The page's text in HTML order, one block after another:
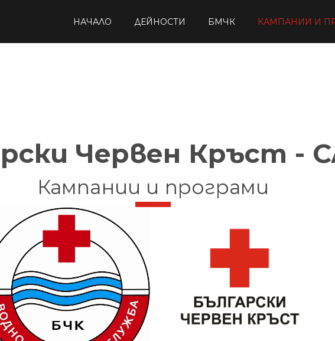
НАЧАЛО ДЕЙНОСТИ БМЧК КАМПАНИИ И
Червен Кръст -
Кампании и програми